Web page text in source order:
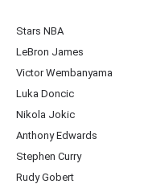
Stars NBA
LeBron James
Victor Wembanyama
Luka Doncic
Nikola Jokic
Anthony Edwards
Stephen Curry
Rudy Gobert